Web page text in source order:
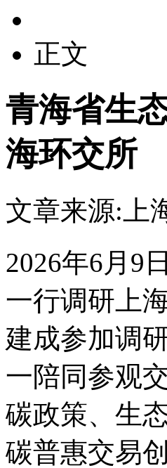
正文
青海省生
海环交所
文章来源:上
2026年6月9
一行调研上
建成参加调
一陪同参观
碳政策、生
碳普惠交易